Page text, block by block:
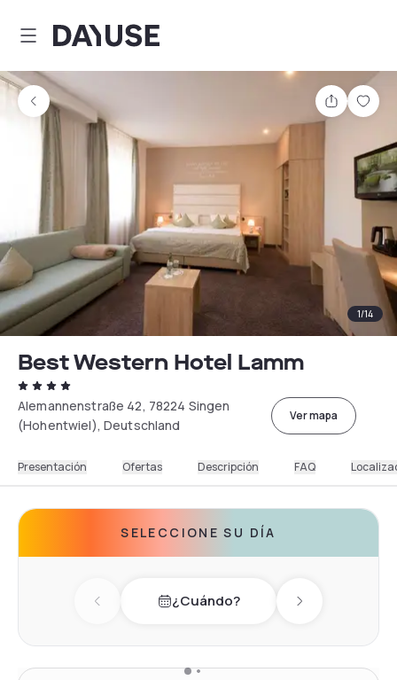
Dayuse
1/14
Best Western Hotel Lamm
Alemannenstraße 42, 78224 Singen
(Hohentwiel), Deutschland
Ver mapa
Presentación Ofertas Descripción FAQ
SELECCIONE SU DÍA
Previous day¿Cuándo? Next day